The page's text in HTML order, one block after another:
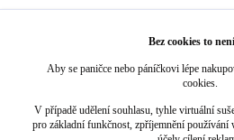
info@jackie-shop.cz
Bez cookies to
Aby se paničce nebo páníčkovi lépe
cookies.
V případě udělení souhlasu, tyhle virtuální
pro základní funkčnost, zpříjemnění používání